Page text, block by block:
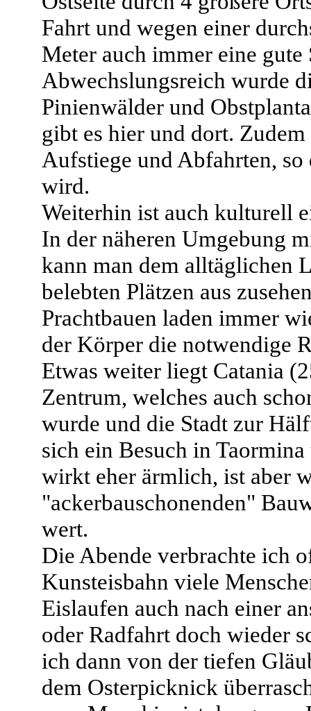
Fahrt und wegen einer
Meter auch immer eine
Abwechslungsreich wurde
Pinienwälder und
gibt es hier und dort.
Aufstiege und Abfahrten,
wird.
Weiterhin ist auch kulturell
In der näheren Umgebung
kann man dem alltäglichen
belebten Plätzen aus
Prachtbauen laden immer
der Körper die notwendige
Etwas weiter liegt Catania
Zentrum, welches auch
wurde und die Stadt zur
sich ein Besuch in
wirkt eher ärmlich, ist aber
"ackerbauschonenden"
wert.
Die Abende verbrachte ich
Kunsteisbahn viele
Eislaufen auch nach einer
oder Radfahrt doch wieder
ich dann von der tiefen
dem Osterpicknick